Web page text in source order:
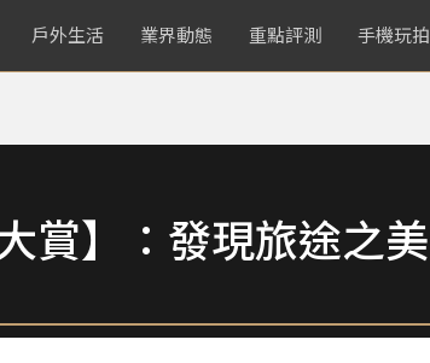
戶外生活 業界動態 重點評測 手機玩拍
賞】：發現旅途之美